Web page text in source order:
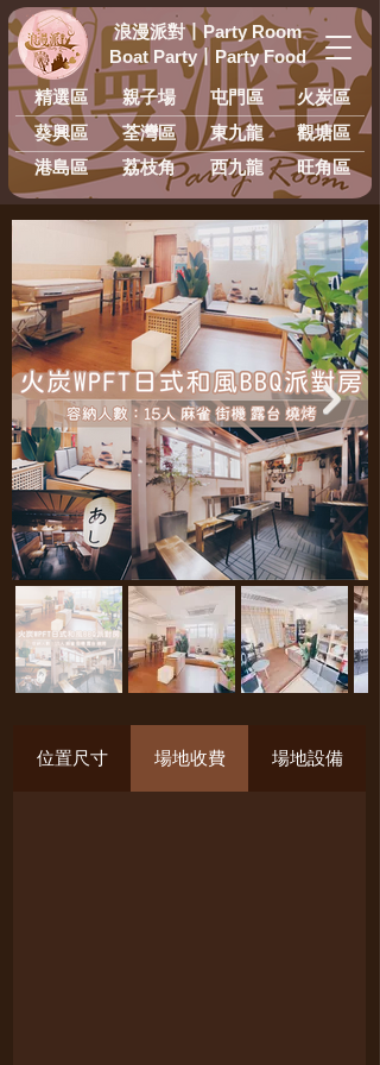
精選區 親子場 屯門區
火炭區
葵興區
荃灣區 東九龍
​觀塘區
旺角區
西九龍
荔枝角
港島區
浪漫派對丨Party Room
Boat Party 丨 Party Food
位置尺寸 場地收費 場地設備